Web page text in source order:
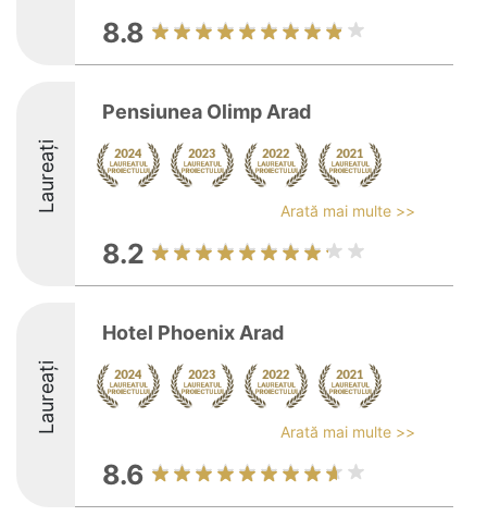
8.8
Laureați
Pensiunea Olimp Arad
Arată mai multe >>
8.2
Laureați
Hotel Phoenix Arad
Arată mai multe >>
8.6